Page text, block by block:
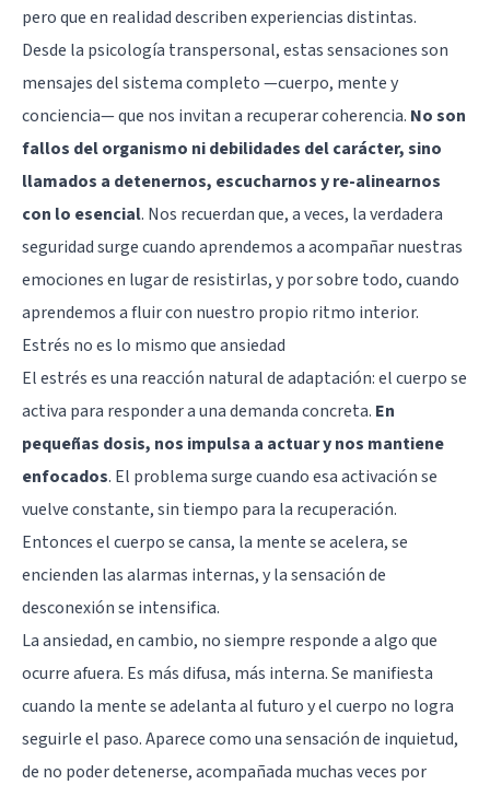
pero que en realidad describen experiencias distintas.
Desde la psicología transpersonal, estas sensaciones son
mensajes del sistema completo —cuerpo, mente y
conciencia— que nos invitan a recuperar coherencia. No son
fallos del organismo ni debilidades del carácter, sino
llamados a detenernos, escucharnos y re-alinearnos
con lo esencial. Nos recuerdan que, a veces, la verdadera
seguridad surge cuando aprendemos a acompañar nuestras
emociones en lugar de resistirlas, y por sobre todo, cuando
aprendemos a fluir con nuestro propio ritmo interior.
Estrés no es lo mismo que ansiedad
El estrés es una reacción natural de adaptación: el cuerpo se
activa para responder a una demanda concreta. En
pequeñas dosis, nos impulsa a actuar y nos mantiene
enfocados. El problema surge cuando esa activación se
vuelve constante, sin tiempo para la recuperación.
Entonces el cuerpo se cansa, la mente se acelera, se
encienden las alarmas internas, y la sensación de
desconexión se intensifica.
La ansiedad, en cambio, no siempre responde a algo que
ocurre afuera. Es más difusa, más interna. Se manifiesta
cuando la mente se adelanta al futuro y el cuerpo no logra
seguirle el paso. Aparece como una sensación de inquietud,
de no poder detenerse, acompañada muchas veces por